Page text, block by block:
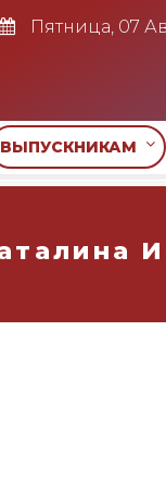
Пятница, 07
ВЫПУСКНИКАМ